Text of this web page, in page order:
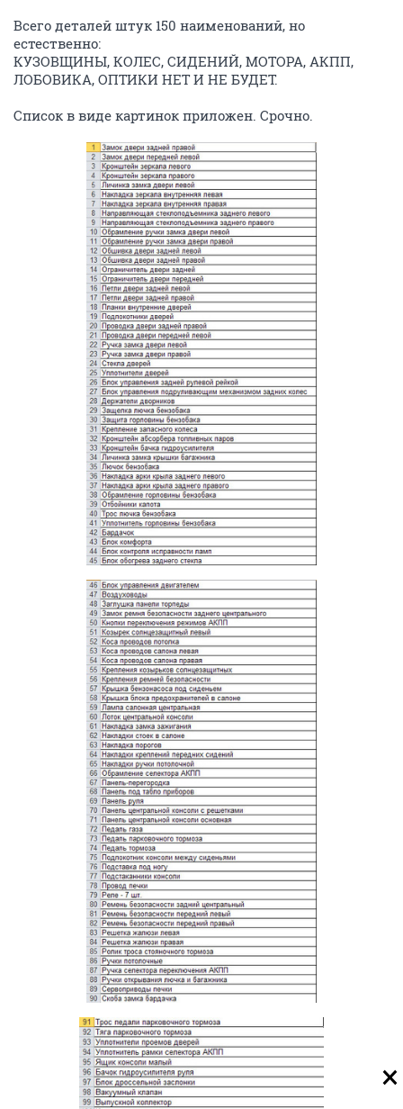
Всего деталей штук 150 наименований, но
естественно:
КУЗОВЩИНЫ, КОЛЕС, СИДЕНИЙ, МОТОРА, АКПП,
ЛОБОВИКА, ОПТИКИ НЕТ И НЕ БУДЕТ.
Список в виде картинок приложен. Срочно.